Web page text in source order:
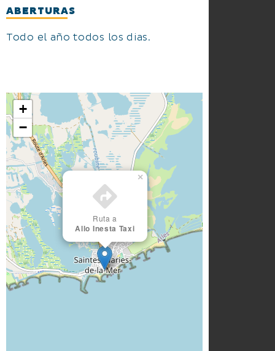
ABERTURAS
Todo el año todos los dias.
Ruta a
Allo Inesta Taxi
×
+
−